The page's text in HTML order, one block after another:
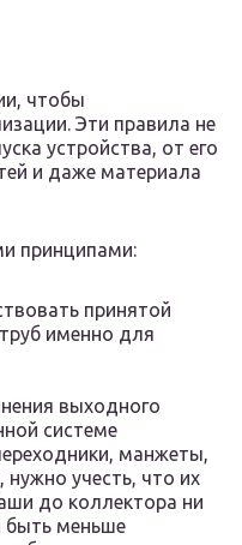
чтобы
Эти правила не
устройства, от его
и даже материала
принципами:
принятой
именно для
выходного
системе
манжеты,
учесть, что их
до коллектора ни
быть меньше